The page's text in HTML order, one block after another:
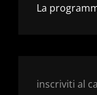
La
inscriviti al